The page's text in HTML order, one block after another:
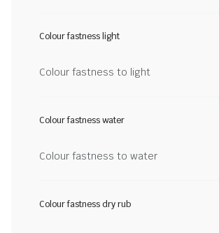
Colour fastness light
Colour fastness to light
Colour fastness water
Colour fastness to water
Colour fastness dry rub